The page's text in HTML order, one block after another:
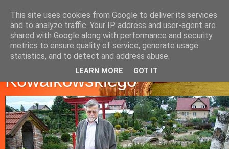
Strona Krzysztofa
Kowalkowskiego
This site uses cookies from Google to deliver its services
and to analyze traffic. Your IP address and user-agent are
shared with Google along with performance and security
metrics to ensure quality of service, generate usage
statistics, and to detect and address abuse.
LEARN MORE GOT IT